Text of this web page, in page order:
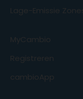
Lage-Emissie Zones
MyCambio
Registreren
cambioApp